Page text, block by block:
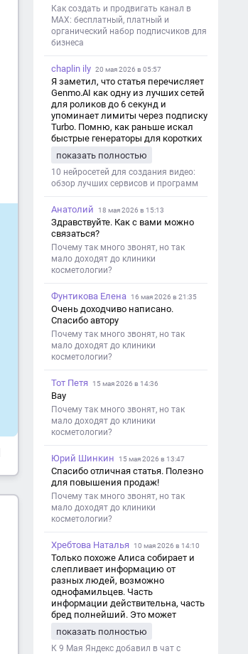
Как создать и продвигать канал в
MAX: бесплатный, платный и
органический набор подписчиков для
бизнеса
chaplin ily 20 мая 2026 в 05:57
Я заметил, что статья перечисляет
Genmo.AI как одну из лучших сетей
для роликов до 6 секунд и
упоминает лимиты через подписку
Turbo. Помню, как раньше искал
быстрые генераторы для коротких
такой обзор именно с акцентом на
ограничения и подпись. Image V2
показать полностью
10 нейросетей для создания видео:
обзор лучших сервисов и программ
Анатолий 18 мая 2026 в 15:13
Здравствуйте. Как с вами можно
связаться?
Почему так много звонят, но так
мало доходят до клиники
косметологии?
Фунтикова Елена 16 мая 2026 в 21:35
Очень доходчиво написано.
Спасибо автору
Почему так много звонят, но так
мало доходят до клиники
косметологии?
Тот Петя 15 мая 2026 в 14:36
Вау
Почему так много звонят, но так
мало доходят до клиники
косметологии?
Юрий Шинкин 15 мая 2026 в 13:47
Спасибо отличная статья. Полезно
для повышения продаж!
Почему так много звонят, но так
мало доходят до клиники
косметологии?
Хребтова Наталья 10 мая 2026 в 14:10
Только похоже Алиса собирает и
слепливает информацию от
разных людей, возможно
однофамильцев. Часть
информации действительна, часть
бред полнейший. Это может
дезинформации
показать полностью
К 9 Мая Яндекс добавил в чат с